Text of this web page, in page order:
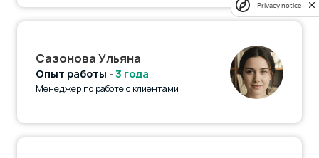
Сазонова Ульяна
Опыт работы - 3 года
Менеджер по работе с клиентами
Privacy notice